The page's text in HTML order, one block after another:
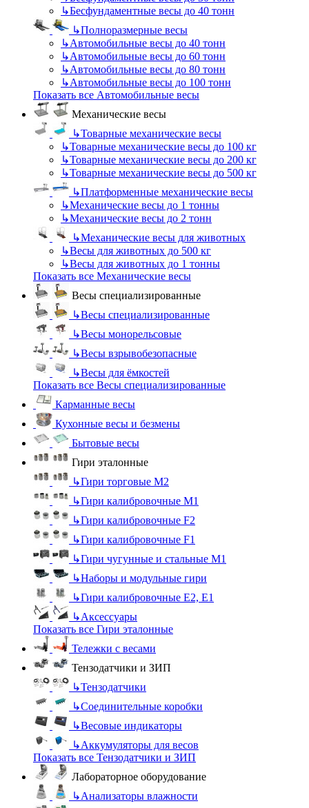
↳Бесфундаментные весы до 40 тонн
↳Полноразмерные весы
↳Автомобильные весы до 40 тонн
↳Автомобильные весы до 60 тонн
↳Автомобильные весы до 80 тонн
↳Автомобильные весы до 100 тонн
Показать все Автомобильные весы
Механические весы
↳Товарные механические весы
↳Товарные механические весы до 100 кг
↳Товарные механические весы до 200 кг
↳Товарные механические весы до 500 кг
↳Платформенные механические весы
↳Механические весы до 1 тонны
↳Механические весы до 2 тонн
↳Механические весы для животных
↳Весы для животных до 500 кг
↳Весы для животных до 1 тонны
Показать все Механические весы
Весы специализированные
↳Весы специализированные
↳Весы монорельсовые
↳Весы взрывобезопасные
↳Весы для ёмкостей
Показать все Весы специализированные
Карманные весы
Кухонные весы и безмены
Бытовые весы
Гири эталонные
↳Гири торговые М2
↳Гири калибровочные М1
↳Гири калибровочные F2
↳Гири калибровочные F1
↳Гири чугунные и стальные М1
↳Наборы и модульные гири
↳Гири калибровочные E2, Е1
↳Аксессуары
Показать все Гири эталонные
Тележки с весами
Тензодатчики и ЗИП
↳Тензодатчики
↳Соединительные коробки
↳Весовые индикаторы
↳Аккумуляторы для весов
Показать все Тензодатчики и ЗИП
Лабораторное оборудование
↳Анализаторы влажности